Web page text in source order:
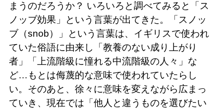
まうのだろうか？ いろいろと調べてみると「ス
ノッブ効果」という言葉が出てきた。「スノッ
ブ（snob）」という言葉は、イギリスで使われ
ていた俗語に由来し「教養のない成り上がり
者」「上流階級に憧れる中流階級の人々」な
ど…もとは侮蔑的な意味で使われていたらし
い。そのあと、徐々に意味を変えながら広まっ
ていき、現在では「他人と違うものを選びたい